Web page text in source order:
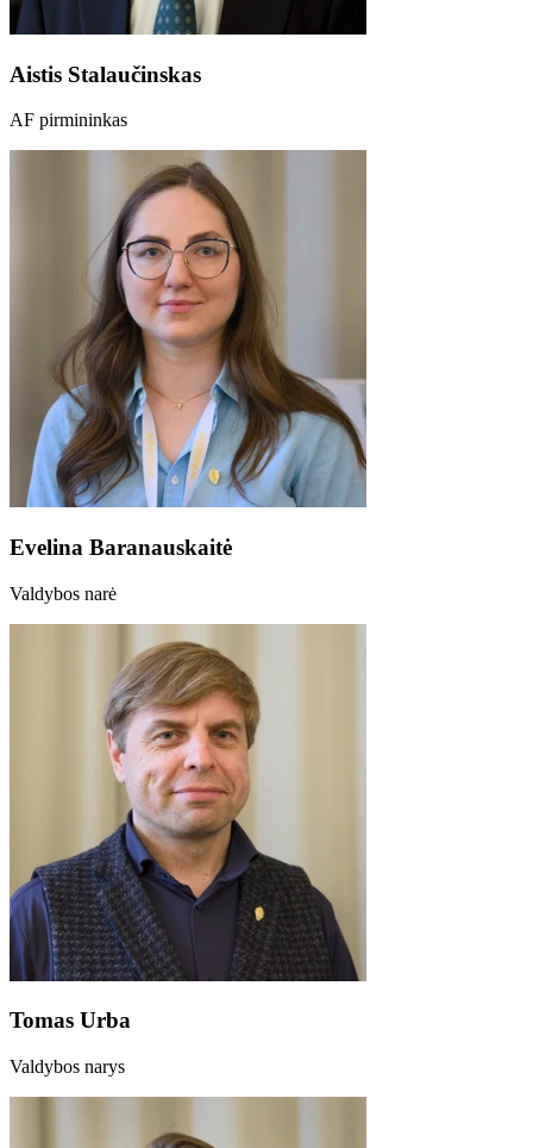
Aistis Stalaučinskas
AF pirmininkas
Evelina Baranauskaitė
Valdybos narė
Tomas Urba
Valdybos narys